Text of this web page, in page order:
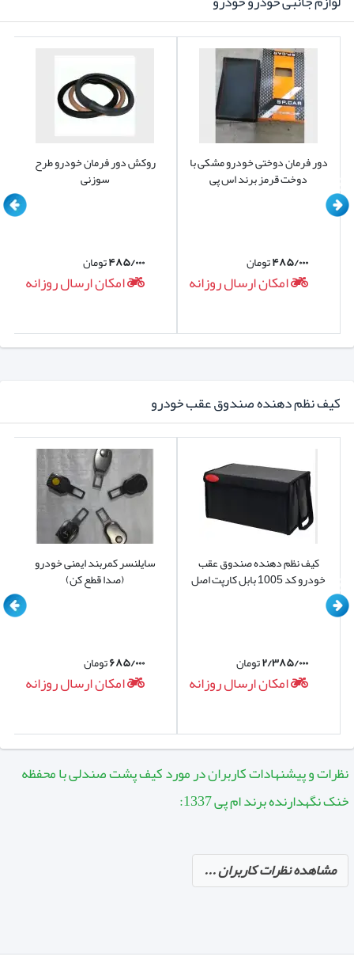
روکش دور فرمان خودرو طرح
سوزنی
۴۸۵/۰۰۰تومان
امکان ارسال روزانه
دور فرمان دوختی خودرو مشکی با
دوخت قرمز برند اس پی
۴۸۵/۰۰۰تومان
امکان ارسال روزانه
کیف نظم دهنده صندوق عقب خودرو
سایلنسر کمربند ایمنی خودرو
(صدا قطع کن)
۶۸۵/۰۰۰تومان
امکان ارسال روزانه
کیف نظم دهنده صندوق عقب
خودرو کد 1005 بابل کارپت اصل
۲/۳۸۵/۰۰۰تومان
امکان ارسال روزانه
نظرات و پیشنهادات کاربران در مورد کیف پشت صندلی با محفظه
خنک نگهدارنده برند ام پی 1337:
مشاهده نظرات کاربران ...